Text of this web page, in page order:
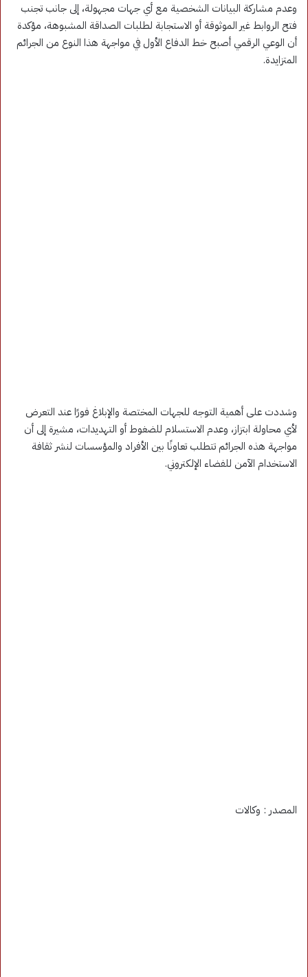
وعدم مشاركة البيانات الشخصية مع أي جهات مجهولة، إلى جانب تجنب
فتح الروابط غير الموثوقة أو الاستجابة لطلبات الصداقة المشبوهة، مؤكدة
أن الوعي الرقمي أصبح خط الدفاع الأول في مواجهة هذا النوع من الجرائم
المتزايدة.
وشددت على أهمية التوجه للجهات المختصة والإبلاغ فورًا عند التعرض
لأي محاولة ابتزاز، وعدم الاستسلام للضغوط أو التهديدات، مشيرة إلى أن
مواجهة هذه الجرائم تتطلب تعاونًا بين الأفراد والمؤسسات لنشر ثقافة
الاستخدام الآمن للفضاء الإلكتروني.
المصدر : وكالات